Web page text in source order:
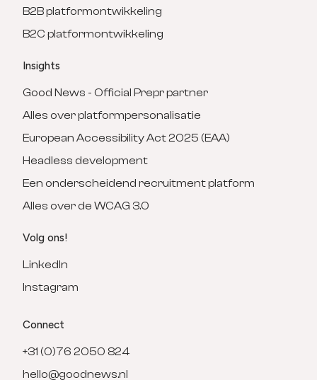
B2B platformontwikkeling
B2C platformontwikkeling
Insights
Good News - Official Prepr partner
Alles over platformpersonalisatie
European Accessibility Act 2025 (EAA)
Headless development
Een onderscheidend recruitment platform
Alles over de WCAG 3.0
Volg ons!
LinkedIn
Instagram
Connect
+31 (0)76 2050 824
hello@goodnews.nl